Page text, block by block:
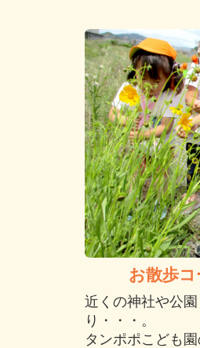
お散歩
近くの神社や公
り・・・。
タンポポこども